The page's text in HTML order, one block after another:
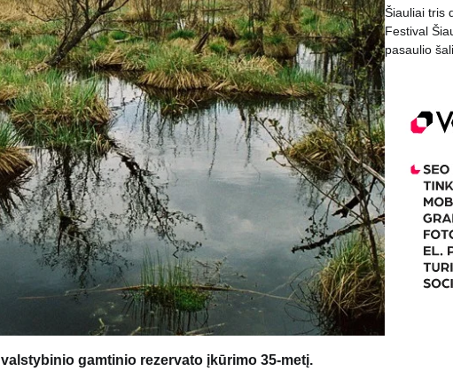
gamtinio rezervato įkūrimo 35-metį.
Šiauliai tris
Festival
pasaulio